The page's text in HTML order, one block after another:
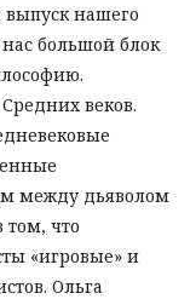
нашего
большой блок
веков.
между дьяволом
том, что
«игровые» и
Ольга